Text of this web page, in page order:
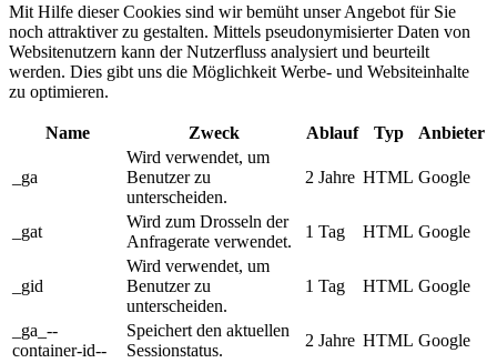
Mit Hilfe dieser Cookies sind wir bemüht unser Angebot für Sie
noch attraktiver zu gestalten. Mittels pseudonymisierter Daten von
Websitenutzern kann der Nutzerfluss analysiert und beurteilt
werden. Dies gibt uns die Möglichkeit Werbe- und Websiteinhalte
zu optimieren.
Name Zweck Ablauf Typ Anbieter
_ga
Wird verwendet, um
Benutzer zu
unterscheiden.
2 Jahre HTML Google
_gat
Wird zum Drosseln der
Anfragerate verwendet.
1 Tag HTML Google
_gid
Wird verwendet, um
Benutzer zu
unterscheiden.
1 Tag HTML Google
_ga_--
container-id--
Speichert den aktuellen
Sessionstatus.
2 Jahre HTML Google